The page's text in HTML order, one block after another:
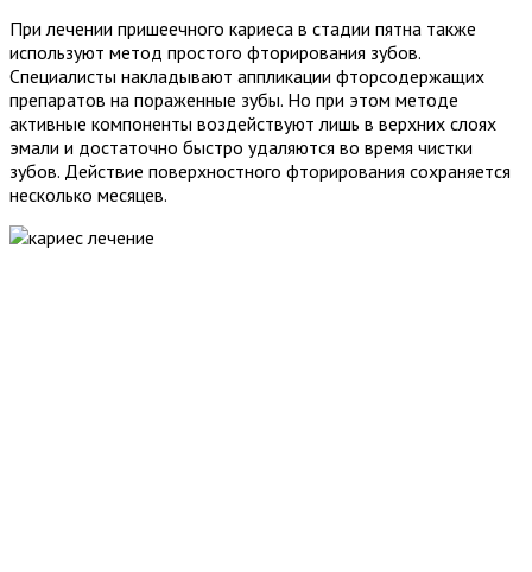
При лечении пришеечного кариеса в стадии пятна также
используют метод простого фторирования зубов.
Специалисты накладывают аппликации фторсодержащих
препаратов на пораженные зубы. Но при этом методе
активные компоненты воздействуют лишь в верхних слоях
эмали и достаточно быстро удаляются во время чистки
зубов. Действие поверхностного фторирования сохраняется
несколько месяцев.